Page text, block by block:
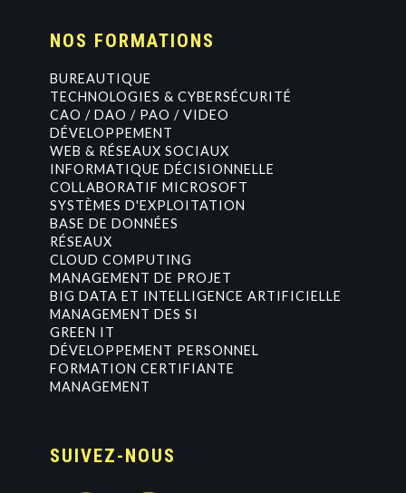
NOS FORMATIONS
BUREAUTIQUE
TECHNOLOGIES & CYBERSÉCURITÉ
CAO / DAO / PAO / VIDEO
DÉVELOPPEMENT
WEB & RÉSEAUX SOCIAUX
INFORMATIQUE DÉCISIONNELLE
COLLABORATIF MICROSOFT
SYSTÈMES D'EXPLOITATION
BASE DE DONNÉES
RÉSEAUX
CLOUD COMPUTING
MANAGEMENT DE PROJET
BIG DATA ET INTELLIGENCE ARTIFICIELLE
MANAGEMENT DES SI
GREEN IT
DÉVELOPPEMENT PERSONNEL
FORMATION CERTIFIANTE
MANAGEMENT
SUIVEZ-NOUS